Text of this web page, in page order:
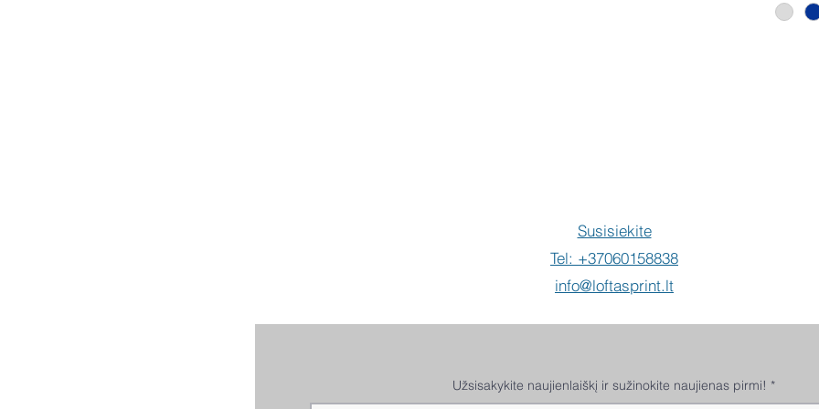
Susisiekite
Tel: +37060158838
info@loftasprint.lt
Užsisakykite naujienlaiškį ir sužinokite naujienas pirmi!